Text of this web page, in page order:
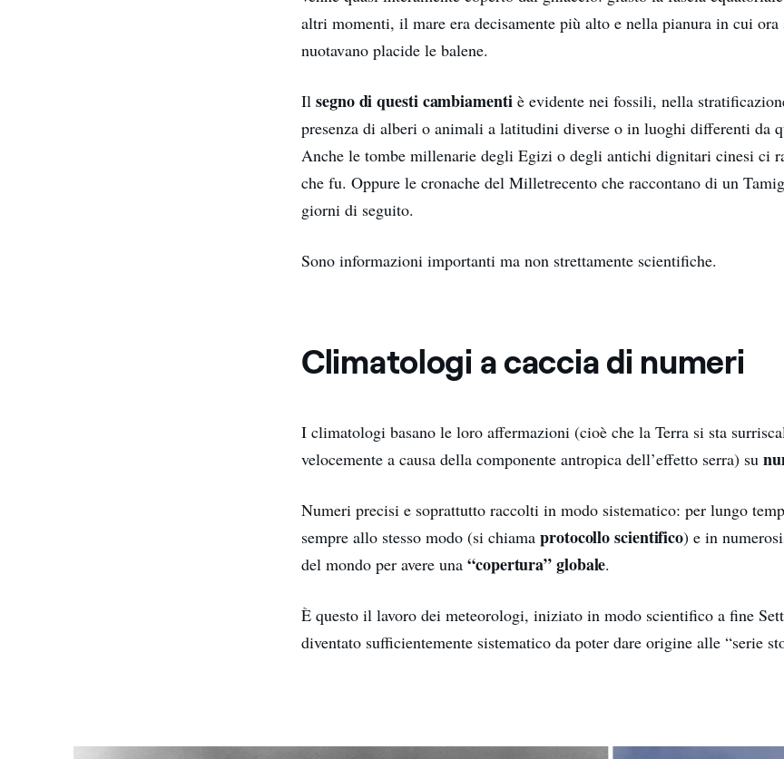
altri momenti, il mare era decisamente più alto e nella pianura in cui
nuotavano placide le balene.
Ilsegno di questi cambiamentiè evidente nei fossili, nella
presenza di alberi o animali a latitudini diverse o in luoghi differenti da
Anche le tombe millenarie degli Egizi o degli antichi dignitari cinesi ci
che fu. Oppure le cronache del Milletrecento che raccontano di un
giorni di seguito.
Sono informazioni importanti ma non strettamente scientifiche.
Climatologi a caccia di numeri
I climatologi basano le loro affermazioni (cioè che la Terra si sta
velocemente a causa della componente antropica dell’effetto serra) su
Numeri precisi e soprattutto raccolti in modo sistematico: per lungo
sempre allo stesso modo (si chiamaprotocollo scientifico) e in
del mondo per avere una“copertura” globale.
È questo il lavoro dei meteorologi, iniziato in modo scientifico a fine
diventato sufficientemente sistematico da poter dare origine alle “serie